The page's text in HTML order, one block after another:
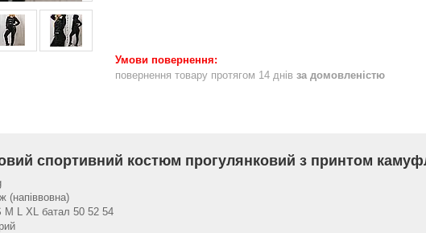
повернення товару протягом 14 днів за домовленістю
спортивний костюм прогулянковий з принтом
(напіввовна)
M L XL батал 50 52 54